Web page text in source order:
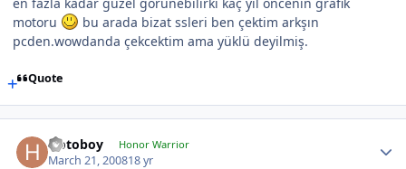
motoru
bu arada bizat ssleri ben çektim arkşın
pcden.wowdanda çekcektim ama yüklü deyilmiş.
Quote
Hotoboy Honor Warrior
March 21, 200818 yr